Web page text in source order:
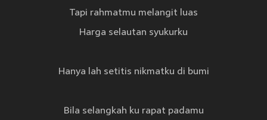
Tapi rahmatmu melangit luas
Harga selautan syukurku
Hanya lah setitis nikmatku di bumi
Bila selangkah ku rapat padamu